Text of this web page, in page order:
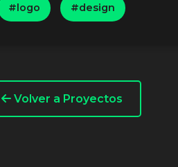
#logo #design
Volver a Proyectos